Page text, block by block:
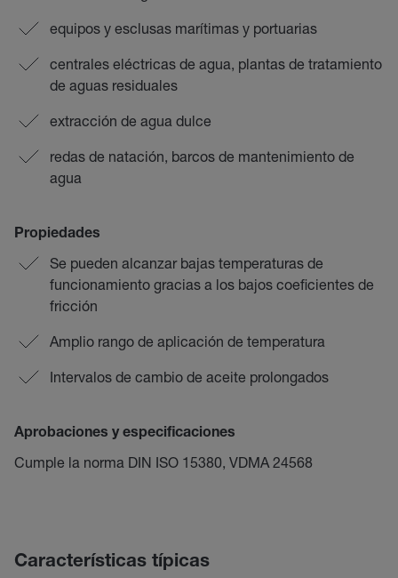
equipos y esclusas marítimas y portuarias
centrales eléctricas de agua, plantas de tratamiento
de aguas residuales
extracción de agua dulce
redas de natación, barcos de mantenimiento de
agua
Propiedades
Se pueden alcanzar bajas temperaturas de
funcionamiento gracias a los bajos coeficientes de
fricción
Amplio rango de aplicación de temperatura
Intervalos de cambio de aceite prolongados
Aprobaciones y especificaciones
Cumple la norma DIN ISO 15380, VDMA 24568
Características típicas